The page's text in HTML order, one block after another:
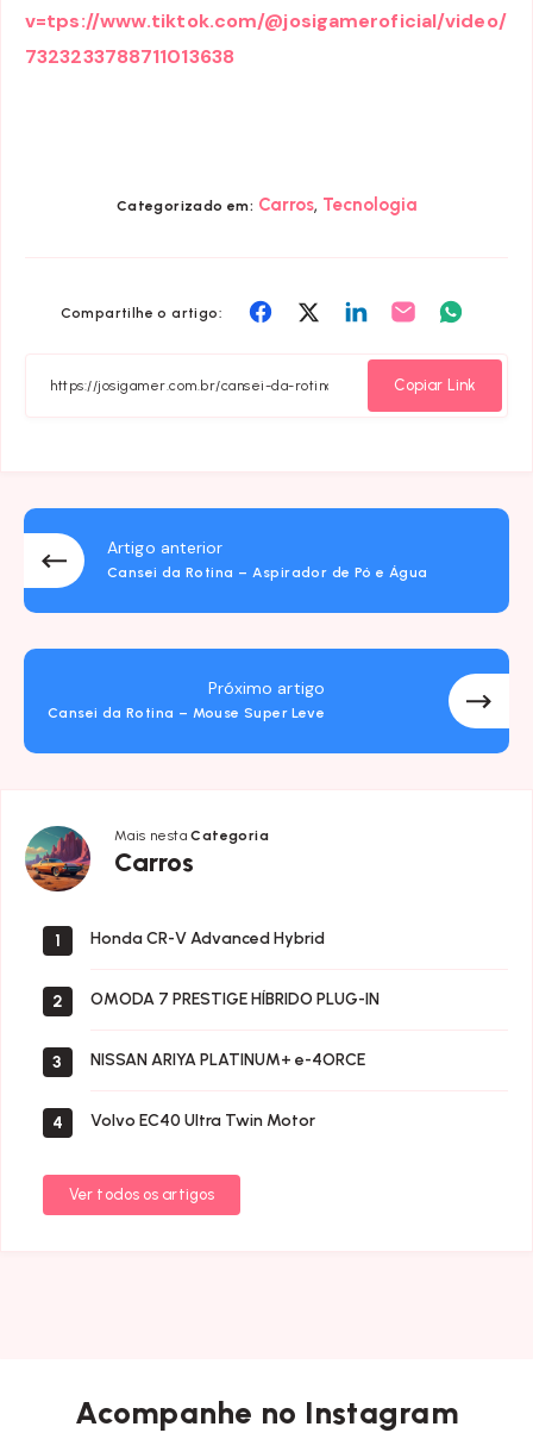
v=tps://www.tiktok.com/@josigameroficial/video/
7323233788711013638
Categorizado em: Carros, Tecnologia
Compartilhe o artigo:
Compartilhar
Facebook
Compartilhar
Twitter
Compartilhar
Linkedin
Compartilhar
Email
Copiar Link
Artigo anterior
Cansei da Rotina – Aspirador de Pó e Água
Próximo artigo
Cansei da Rotina – Mouse Super Leve
Mais nestaCategoria
Carros
Carros
1 Honda CR-V Advanced Hybrid
2 OMODA 7 PRESTIGE HÍBRIDO PLUG-IN
3 NISSAN ARIYA PLATINUM+ e-4ORCE
4 Volvo EC40 Ultra Twin Motor
Ver todos os artigos
Acompanhe no Instagram